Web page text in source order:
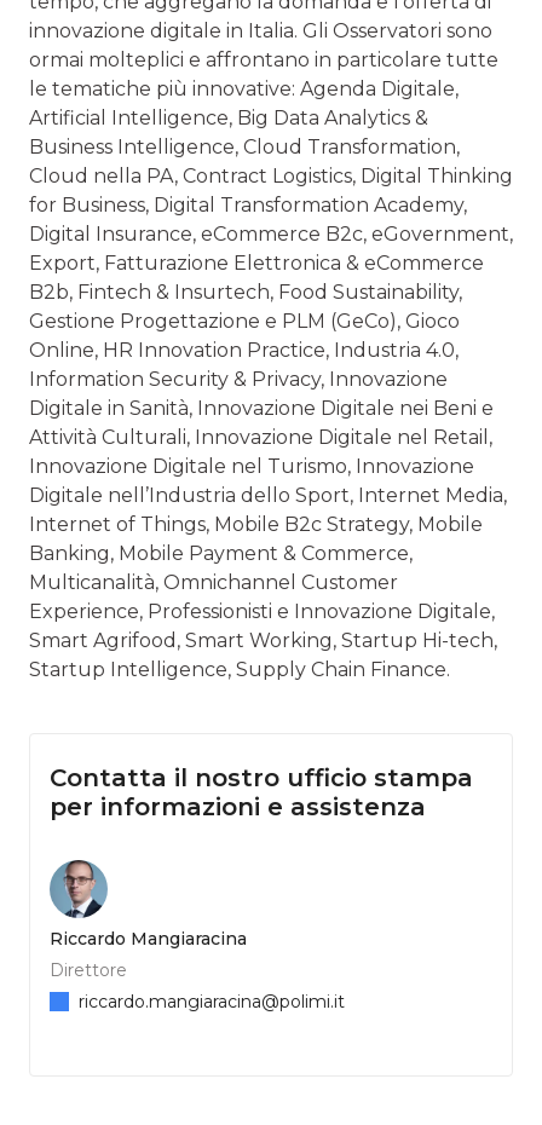
innovazione digitale in Italia. Gli Osservatori sono
ormai molteplici e affrontano in particolare tutte
le tematiche più innovative: Agenda Digitale,
Artificial Intelligence, Big Data Analytics &
Business Intelligence, Cloud Transformation,
Cloud nella PA, Contract Logistics, Digital Thinking
for Business, Digital Transformation Academy,
Digital Insurance, eCommerce B2c, eGovernment,
Export, Fatturazione Elettronica & eCommerce
B2b, Fintech & Insurtech, Food Sustainability,
Gestione Progettazione e PLM (GeCo), Gioco
Online, HR Innovation Practice, Industria 4.0,
Information Security & Privacy, Innovazione
Digitale in Sanità, Innovazione Digitale nei Beni e
Attività Culturali, Innovazione Digitale nel Retail,
Innovazione Digitale nel Turismo, Innovazione
Digitale nell’Industria dello Sport, Internet Media,
Internet of Things, Mobile B2c Strategy, Mobile
Banking, Mobile Payment & Commerce,
Multicanalità, Omnichannel Customer
Experience, Professionisti e Innovazione Digitale,
Smart Agrifood, Smart Working, Startup Hi-tech,
Startup Intelligence, Supply Chain Finance.
Contatta il nostro ufficio stampa
per informazioni e assistenza
Riccardo Mangiaracina
Direttore
riccardo.mangiaracina@polimi.it